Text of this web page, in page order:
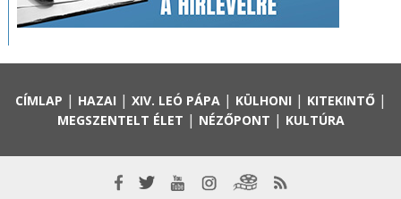
CÍMLAP | HAZAI | XIV. LEÓ PÁPA| KÜLHONI | KITEKINTŐ|
MEGSZENTELT ÉLET | NÉZŐPONT | KULTÚRA